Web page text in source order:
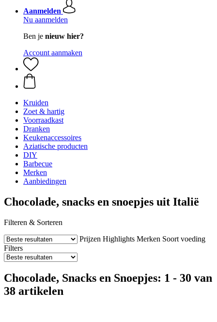
Aanmelden
Nu aanmelden
Ben je nieuw hier?
Account aanmaken
Kruiden
Zoet & hartig
Voorraadkast
Dranken
Keukenaccessoires
Aziatische producten
DIY
Barbecue
Merken
Aanbiedingen
Chocolade, snacks en snoepjes uit Italië
Filteren & Sorteren
Prijzen Highlights Merken Soort voeding
Filters
Chocolade, Snacks en Snoepjes: 1 - 30 van
38 artikelen